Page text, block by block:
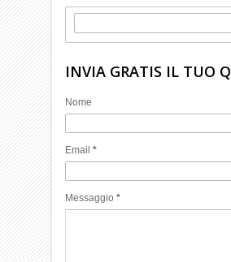
INVIA GRATIS IL TUO
Nome
Email*
Messaggio*